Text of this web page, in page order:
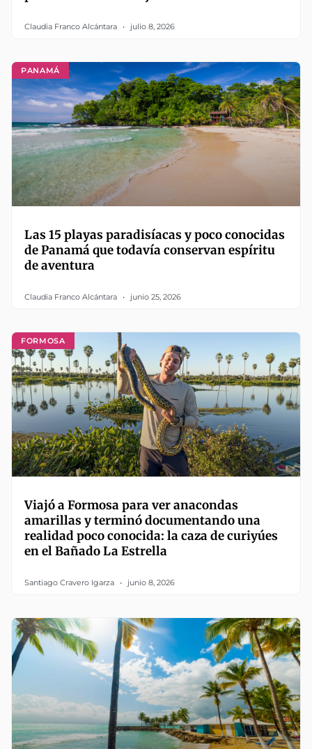
Claudia Franco Alcántara julio 8, 2026
PANAMÁ
Las 15 playas paradisíacas y poco conocidas
de Panamá que todavía conservan espíritu
de aventura
Claudia Franco Alcántara junio 25, 2026
FORMOSA
Viajó a Formosa para ver anacondas
amarillas y terminó documentando una
realidad poco conocida: la caza de curiyúes
en el Bañado La Estrella
Santiago Cravero Igarza junio 8, 2026